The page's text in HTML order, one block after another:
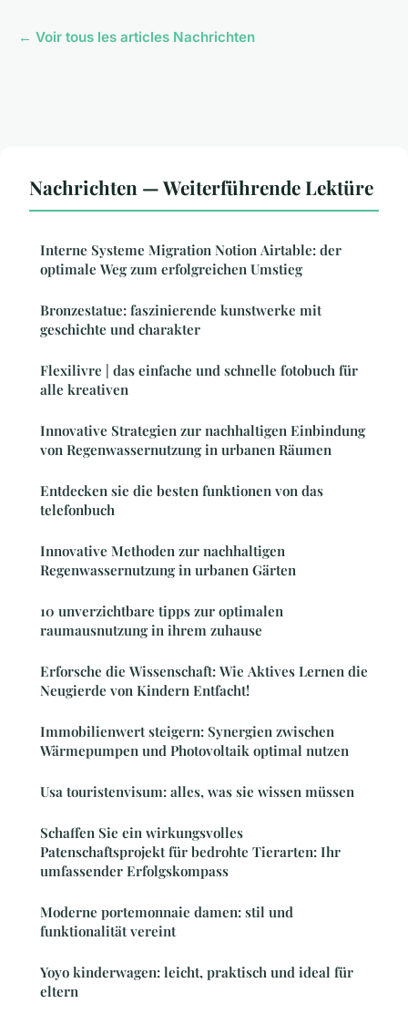
← Voir tous les articles Nachrichten
Nachrichten — Weiterführende Lektüre
Interne Systeme Migration Notion Airtable: der
optimale Weg zum erfolgreichen Umstieg
Bronzestatue: faszinierende kunstwerke mit
geschichte und charakter
Flexilivre | das einfache und schnelle fotobuch für
alle kreativen
Innovative Strategien zur nachhaltigen Einbindung
von Regenwassernutzung in urbanen Räumen
Entdecken sie die besten funktionen von das
telefonbuch
Innovative Methoden zur nachhaltigen
Regenwassernutzung in urbanen Gärten
10 unverzichtbare tipps zur optimalen
raumausnutzung in ihrem zuhause
Erforsche die Wissenschaft: Wie Aktives Lernen die
Neugierde von Kindern Entfacht!
Immobilienwert steigern: Synergien zwischen
Wärmepumpen und Photovoltaik optimal nutzen
Usa touristenvisum: alles, was sie wissen müssen
Schaffen Sie ein wirkungsvolles
Patenschaftsprojekt für bedrohte Tierarten: Ihr
umfassender Erfolgskompass
Moderne portemonnaie damen: stil und
funktionalität vereint
Yoyo kinderwagen: leicht, praktisch und ideal für
eltern